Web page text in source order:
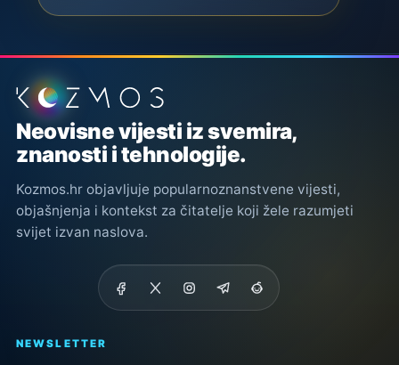
Podnožje stranice
Neovisne vijesti iz svemira,
znanosti i tehnologije.
Kozmos.hr objavljuje popularnoznanstvene vijesti,
objašnjenja i kontekst za čitatelje koji žele razumjeti
svijet izvan naslova.
NEWSLETTER